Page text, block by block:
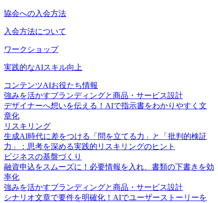
協会への入会方法
入会方法について
ワークショップ
実践的なAIスキル向上
コンテンツAIお役たち情報
強みを活かすブランディングと商品・サービス設計
デザイナーへ想いを伝える！AIで指示書をわかりやすく文
章化
リスキリング
生成AI時代に差をつける「問を立てる力」と「批判的検証
力」：思考を深める実践的リスキリングのヒント
ビジネスの基盤づくり
融資申込をスムーズに！必要情報を入れ、書類の下書きを効
率化
強みを活かすブランディングと商品・サービス設計
シナリオ文章で要件を明確化！AIでユーザーストーリーを